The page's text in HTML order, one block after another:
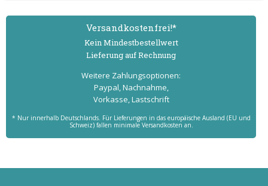
Versand­kostenfrei!*
Kein Mindest­bestell­wert
Lieferung auf Rechnung
Weitere Zahlungs­optionen:
Paypal, Nachnahme,
Vorkasse, Lastschrift
* Nur innerhalb Deutschlands. Für Lieferungen in das europäische Ausland (EU und
Schweiz) fallen minimale Versandkosten an.